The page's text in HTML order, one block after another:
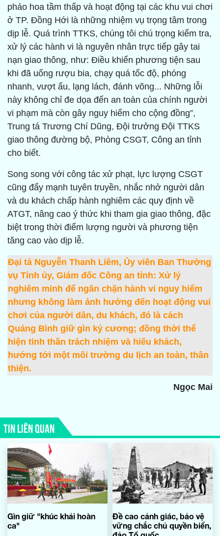
pháo hoa tầm thấp và hoạt động tại các khu vui chơi
ở TP. Đồng Hới là những nhiệm vụ trọng tâm trong
dịp lễ. Quá trình TTKS, chúng tôi chú trọng kiểm tra,
xử lý các hành vi là nguyên nhân trực tiếp gây tai
nạn giao thông, như: Điều khiển phương tiện sau
khi đã uống rượu bia, chạy quá tốc độ, phóng
nhanh, vượt ẩu, lạng lách, đánh võng... Những lỗi
này không chỉ đe dọa đến an toàn của chính người
vi phạm mà còn gây nguy hiểm cho cộng đồng”,
Trung tá Trương Chí Dũng, Đội trưởng Đội TTKS
giao thông đường bộ, Phòng CSGT, Công an tỉnh
cho biết.
Song song với công tác xử phạt, lực lượng CSGT
cũng đẩy mạnh tuyên truyền, nhắc nhở người dân
và du khách chấp hành nghiêm các quy định về
ATGT, nâng cao ý thức khi tham gia giao thông, đặc
biệt trong thời điểm lượng người và phương tiện
tăng cao vào dịp lễ.
Đại tá Nguyễn Thanh Liêm, Ủy viên Ban Thường
vụ Tỉnh ủy, Giám đốc Công an tỉnh: Xử lý
nghiêm minh để ngăn chặn hành vi nguy hiểm
nhưng không làm ảnh hưởng đến hoạt động vui
chơi của người dân, du khách, đó là cách
Quảng Bình giữ gìn kỷ cương; đồng thời thể
hiện tinh thần trách nhiệm và hiếu khách,
hướng tới một môi trường du lịch an toàn, thân
thiện.
Ngọc Mai
TIN LIÊN QUAN
Gìn giữ "khúc khải hoàn
ca"
Đề cao cảnh giác, bảo vệ
vững chắc chủ quyền biển,